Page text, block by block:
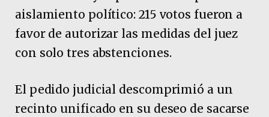
aislamiento político: 215 votos fueron a
favor de autorizar las medidas del juez
con solo tres abstenciones.
El pedido judicial descomprimió a un
recinto unificado en su deseo de sacarse